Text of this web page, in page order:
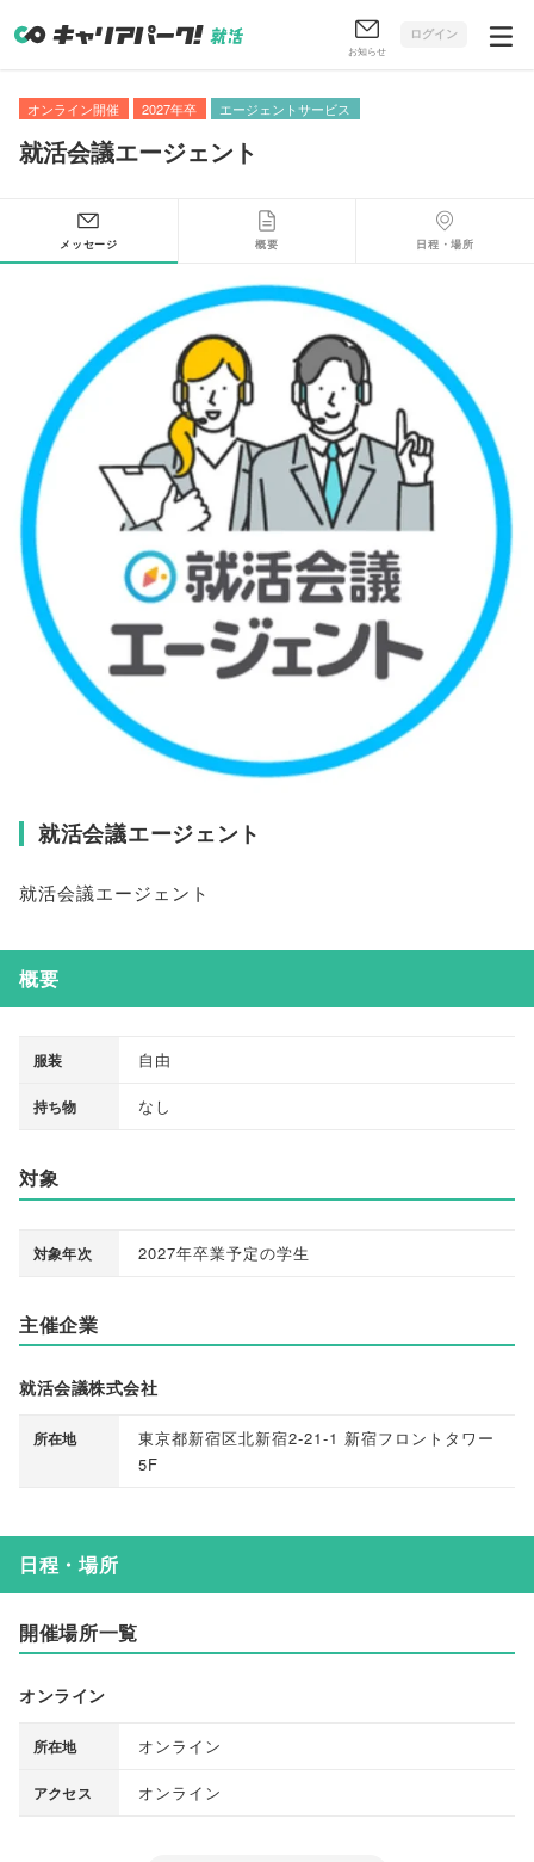
お知らせ
ログイン
オンライン開催 2027年卒 エージェントサービス
就活会議エージェント
メッセージ 概要 日程・場所
就活会議エージェント
就活会議エージェント
概要
服装 自由
持ち物 なし
対象
対象年次 2027年卒業予定の学生
主催企業
就活会議株式会社
所在地
東京都新宿区北新宿2-21-1 新宿フロントタワー
5F
日程・場所
開催場所一覧
オンライン
所在地 オンライン
アクセス オンライン